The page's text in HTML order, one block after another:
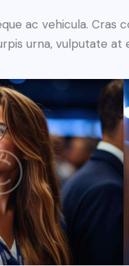
ac vehicula. Cras
urna, vulputate at